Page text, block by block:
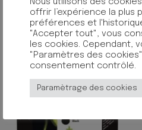
offrir l’expérience la plus
préférences et
"Accepter tout", vous
les cookies. Cependant,
"Paramètres des
consentement contrôlé.
Paramètrage des cookies